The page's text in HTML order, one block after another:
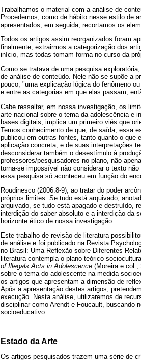
Trabalhamos o material com a análise de
Procedemos, como de hábito nesse estilo de
apresentados; em seguida, recortamos os
Todos os artigos assim reorganizados foram
finalmente, extrairmos a categorização dos
início, mas todas tomam forma no curso da
Como se tratava de uma pesquisa
de análise de conteúdo. Nele não se supõe a
pouco, "uma explicação lógica do fenômeno
e entre as categorias em que elas passam,
Cabe ressaltar, em nossa investigação, os
arte nacional sobre o tema da adolescência e
bases digitais, implica um primeiro viés que
Temos conhecimento de que, de saída, essa
publicou em outras fontes, tanto quanto o que
aplicação concreta, e de suas interpretações
desconsiderar também o desestímulo à
professores/pesquisadores no plano, não
torna-se impossível não considerar o texto
essa pesquisa só aconteceu em função do
Roudinesco (2006:8-9), ao tratar do poder
próprios limites. Se tudo está arquivado,
arquivado, se tudo está apagado e destruído,
interdição do saber absoluto e a interdição da
horizonte ético de nossa investigação.
Este trabalho de revisão de literatura
de análise e foi publicado na Revista
no Brasil: Uma Reflexão sobre Diferentes
literatura contempla o plano teórico
of Illegals Acts in Adolescence (Moreira e col.,
sobre o tema do adolescente na medida
os artigos que apresentam a dimensão de
Após a apresentação destes artigos,
execução. Nesta análise, utilizaremos de
disciplinar como Arendt e Foucault, buscando
socioeducativo.
Estado da Arte
Os artigos pesquisados trazem uma série de